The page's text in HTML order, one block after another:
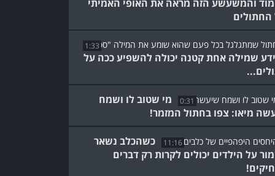
והמשעשע הזה מראה את האופי האמיתי
1:33
שמילה אחת קטנה יכולה להשפיע ככה על
0:31
מי שטוב לו ושמח
מיאו: צפו בחתול המזמר!
11:16
כשהכלב נשאר
על הילדים יכולים לקרות רק דברים